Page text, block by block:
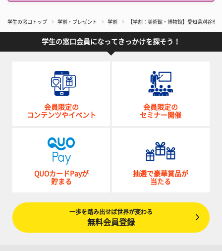
学生の窓口トップ 学割・プレゼント 学割 【学割：美術館・博物館】愛知県刈谷市
学生の窓口会員になってきっかけを探そう！
会員限定の
コンテンツやイベント
会員限定の
セミナー開催
QUOカードPayが
貯まる
抽選で豪華賞品が
当たる
一歩を踏み出せば世界が変わる
無料会員登録